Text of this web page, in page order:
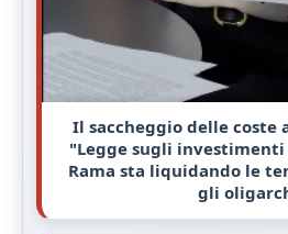
Il saccheggio delle coste
"Legge sugli
Rama sta liquidando le
gli